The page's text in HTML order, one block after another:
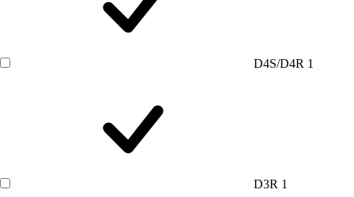
D4S/D4R 1
D3R 1